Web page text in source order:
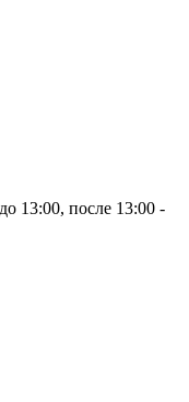
13:00, после 13:00 -